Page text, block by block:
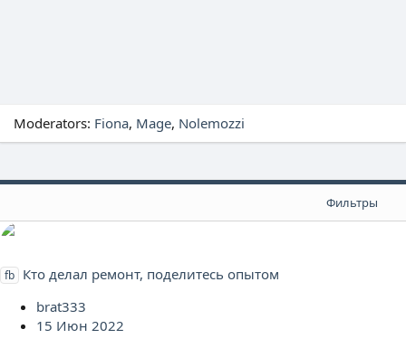
Moderators: Fiona Mage Nolemozzi
Фильтры
fb Кто делал ремонт, поделитесь опытом
brat333
15 Июн 2022